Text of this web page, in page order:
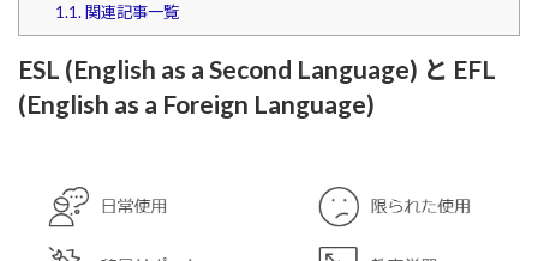
1.1. 関連記事一覧
ESL (English as a Second Language) と EFL
(English as a Foreign Language)